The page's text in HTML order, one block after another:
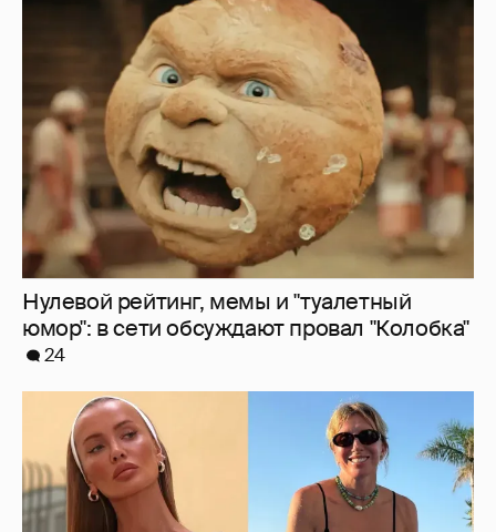
Нулевой рейтинг, мемы и "туалетный
юмор": в сети обсуждают провал "Колобка"
24